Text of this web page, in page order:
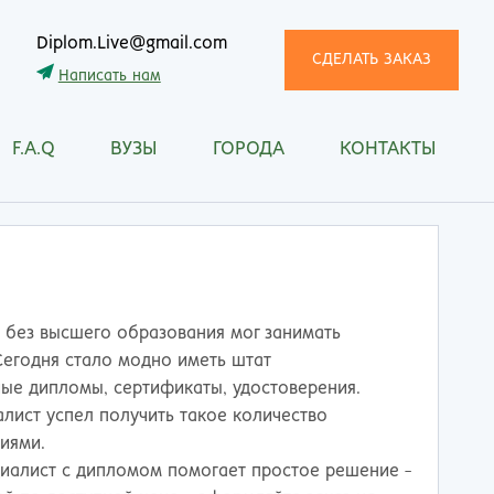
Diplom.Live@gmail.com
Написать нам
СДЕЛАТЬ ЗАКАЗ
F.A.Q ВУЗЫ ГОРОДА
Смоленск
Сочи
Ставрополь
Стерлитамак
Сыктывкар
КОНТАКТЫ
высшего образования мог занимать
стало модно иметь штат
дипломы, сертификаты, удостоверения.
успел получить такое количество
с дипломом помогает простое решение -